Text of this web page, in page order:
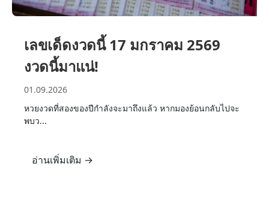
เลขเด็ดงวดนี้ 17 มกราคม 2569
งวดนี้มาแน่!
01.09.2026
หวยงวดที่สองของปีกำลังจะมาถึงแล้ว หากมองย้อนกลับไปจะ
พบว...
อ่านเพิ่มเติม →